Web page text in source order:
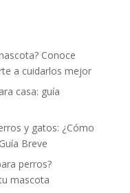
Conoce
a cuidarlos mejor
casa: guía
y gatos: ¿Cómo
Breve
perros?
mascota